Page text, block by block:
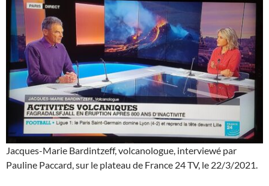
Jacques-Marie Bardintzeff, volcanologue, interviewé par
Pauline Paccard, sur le plateau de France 24 TV, le 22/3/2021.